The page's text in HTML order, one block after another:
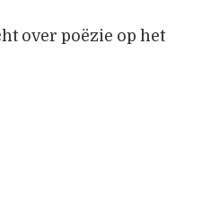
over poëzie op het